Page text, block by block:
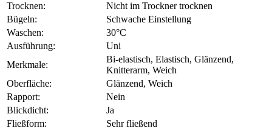
Trocknen:
Nicht im Trockner trocknen
Bügeln:
Schwache Einstellung
Waschen:
30°C
Ausführung:
Uni
Merkmale:
Bi-elastisch, Elastisch, Glänzend,
Knitterarm, Weich
Oberfläche:
Glänzend, Weich
Rapport:
Nein
Blickdicht:
Ja
Fließform:
Sehr fließend